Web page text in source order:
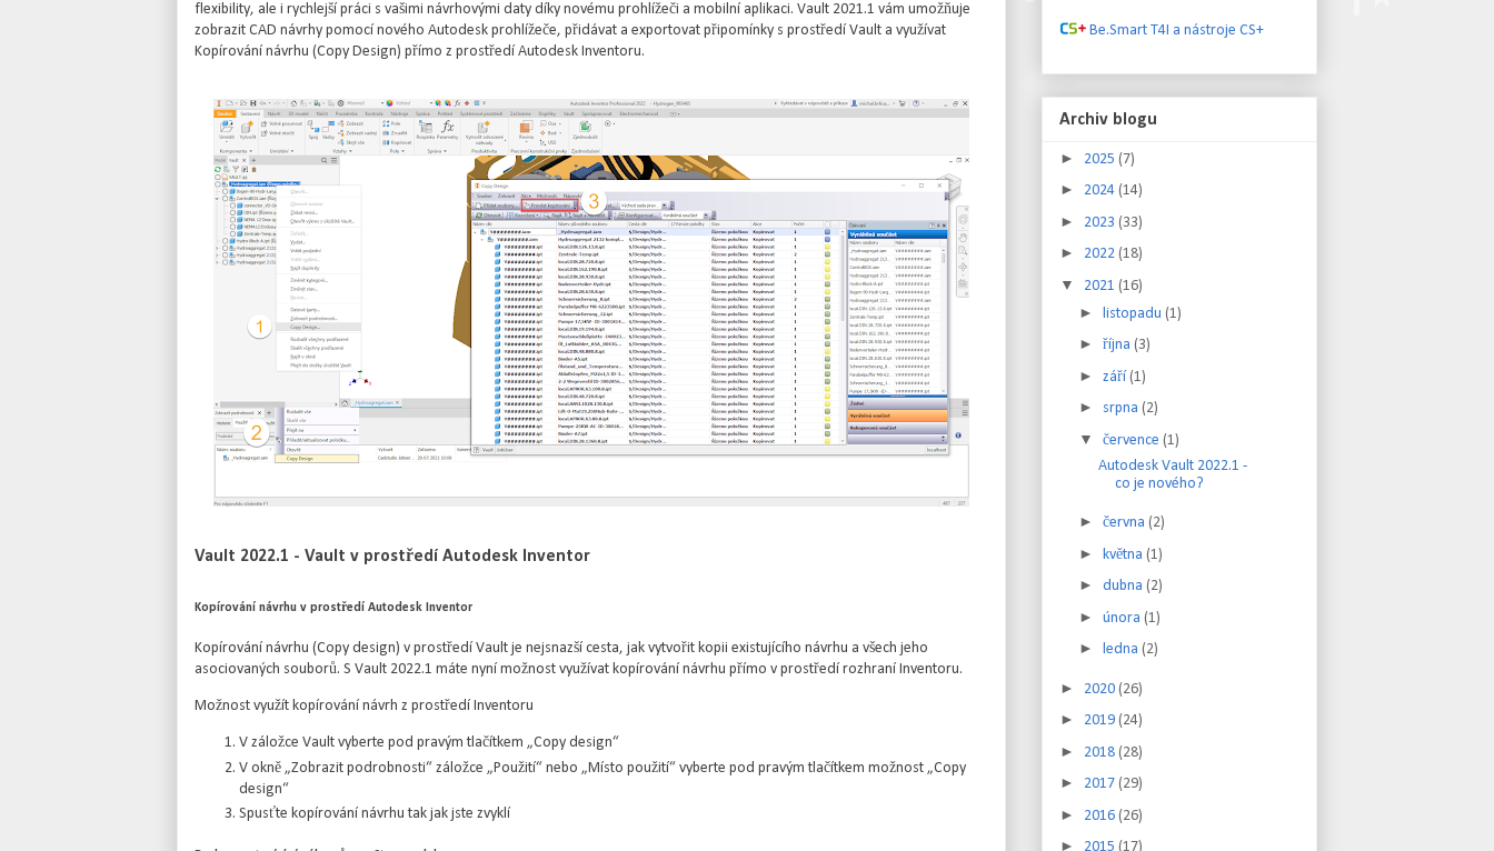
flexibility, ale i rychlejší práci s vašimi návrhovými daty díky novému prohlížeči a mobilní aplikaci. Vault 2021.1 vám umožňuje
zobrazit CAD návrhy pomocí nového Autodesk prohlížeče, přidávat a exportovat připomínky s prostředí Vault a využívat
Kopírování návrhu (Copy Design) přímo z prostředí Autodesk Inventoru.
Vault 2022.1 - Vault v prostředí Autodesk Inventor
Kopírování návrhu v prostředí Autodesk Inventor
Kopírování návrhu (Copy design) v prostředí Vault je nejsnazší cesta, jak vytvořit kopii existujícího návrhu a všech jeho
asociovaných souborů. S Vault 2022.1 máte nyní možnost využívat kopírování návrhu přímo v prostředí rozhraní Inventoru.
Možnost využít kopírování návrh z prostředí Inventoru
V záložce Vault vyberte pod pravým tlačítkem „Copy design“
V okně „Zobrazit podrobnosti“ záložce „Použití“ nebo „Místo použití“ vyberte pod pravým tlačítkem možnost „Copy
design“
Spusťte kopírování návrhu tak jak jste zvyklí
Be.Smart T4I a nástroje CS+
Archiv blogu
► 2025 (7)
► 2024 (14)
► 2023 (33)
► 2022 (18)
▼ 2021 (16)
► listopadu (1)
► října (3)
► září (1)
► srpna (2)
▼ července (1)
Autodesk Vault 2022.1 -
co je nového?
► června (2)
► května (1)
► dubna (2)
► února (1)
► ledna (2)
► 2020 (26)
► 2019 (24)
► 2018 (28)
► 2017 (29)
► 2016 (26)
► 2015 (17)